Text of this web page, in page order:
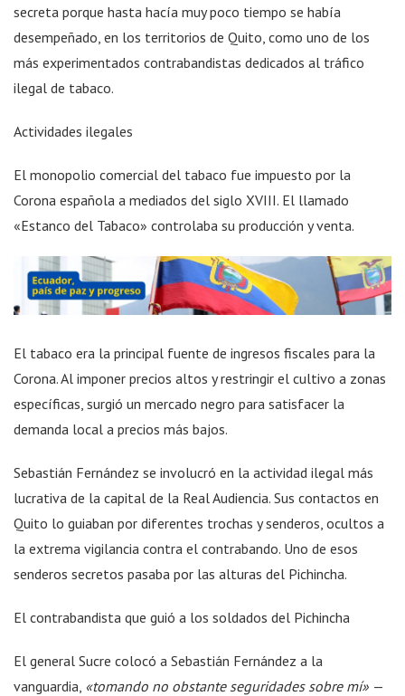
secreta porque hasta hacía muy poco tiempo se había
desempeñado, en los territorios de Quito, como uno de los
más experimentados contrabandistas dedicados al tráfico
ilegal de tabaco.
Actividades ilegales
El monopolio comercial del tabaco fue impuesto por la
Corona española a mediados del siglo XVIII. El llamado
«Estanco del Tabaco» controlaba su producción y venta.
El tabaco era la principal fuente de ingresos fiscales para la
Corona. Al imponer precios altos y restringir el cultivo a zonas
específicas, surgió un mercado negro para satisfacer la
demanda local a precios más bajos.
Sebastián Fernández se involucró en la actividad ilegal más
lucrativa de la capital de la Real Audiencia. Sus contactos en
Quito lo guiaban por diferentes trochas y senderos, ocultos a
la extrema vigilancia contra el contrabando. Uno de esos
senderos secretos pasaba por las alturas del Pichincha.
El contrabandista que guió a los soldados del Pichincha
El general Sucre colocó a Sebastián Fernández a la
vanguardia, «tomando no obstante seguridades sobre mí» —